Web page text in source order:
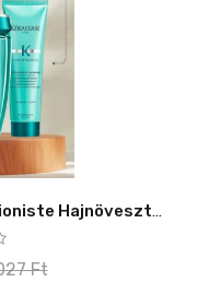
Kérastase Résistance Extentioniste Hajnövesztő Szett -10%
Ft